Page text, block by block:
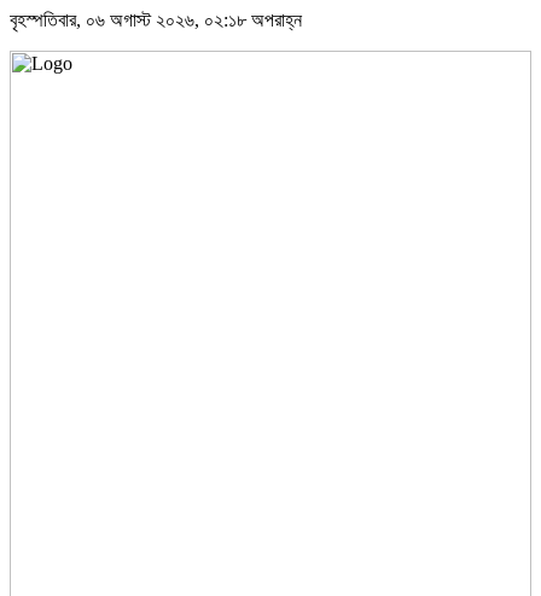
বৃহস্পতিবার, ০৬ অগাস্ট ২০২৬, ০২:১৮ অপরাহ্ন